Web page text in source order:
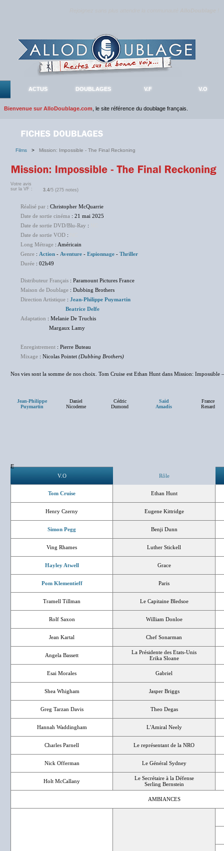
ACTUS DOUBLAGES V.F V.O
Bienvenue sur AlloDoublage.com , le site référence du doublage français.
Films > Mission: Impossible - The Final Reckoning
Votre avis
sur la VF :
3.4/5 (275 notes)
Réalisé par : Christopher McQuarrie
Date de sortie cinéma : 21 mai 2025
Date de sortie DVD/Blu-Ray :
Date de sortie VOD :
Long Métrage : Américain
Genre : Action - Aventure - Espionnage - Thriller
Durée : 02h49
Distributeur Français : Paramount Pictures France
Maison de Doublage : Dubbing Brothers
Direction Artistique : Jean-Philippe Puymartin
Beatrice Delfe
Adaptation : Melanie De Truchis
Margaux Lamy
Enregistrement : Pierre Buteau
Mixage : Nicolas Pointet (Dubbing Brothers)
Nos vies sont la somme de nos choix. Tom Cruise est Ethan Hunt dans Mission: Impossible
Jean-Philippe
Puymartin
Daniel
Nicodeme
Cédric
Dumond
Said
Amadis
France
Renard
E
V.O
Rôle
Tom Cruise Ethan Hunt
Henry Czerny Eugene Kittridge
Simon Pegg Benji Dunn
Ving Rhames Luther Stickell
Hayley Atwell Grace
Pom Klementieff Paris
Tramell Tillman Le Capitaine Bledsoe
Rolf Saxon William Donloe
Jean Kartal Chef Sonarman
Angela Bassett
La Présidente des Etats-Unis
Erika Sloane
Esai Morales Gabriel
Shea Whigham Jasper Briggs
Greg Tarzan Davis Theo Degas
Hannah Waddingham L'Amiral Neely
Charles Parnell Le représentant de la NRO
Nick Offerman Le Général Sydney
Holt McCallany
Le Secrétaire à la Défense
Serling Bernstein
AMBIANCES